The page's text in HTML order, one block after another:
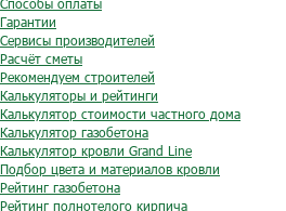
Способы оплаты
Гарантии
Сервисы производителей
Расчёт сметы
Рекомендуем строителей
Калькуляторы и рейтинги
Калькулятор стоимости частного дома
Калькулятор газобетона
Калькулятор кровли Grand Line
Подбор цвета и материалов кровли
Рейтинг газобетона
Рейтинг полнотелого кирпича